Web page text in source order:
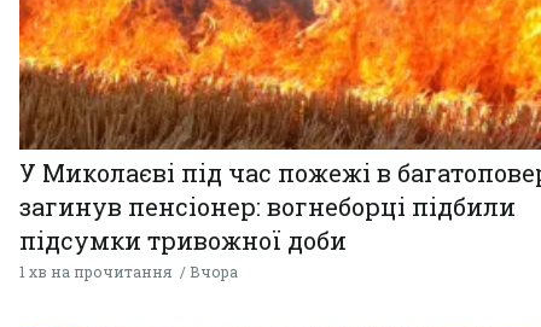
У Миколаєві під час пожежі в
загинув пенсіонер: вогнеборці підбили
підсумки тривожної доби
1 хв на прочитання Вчора